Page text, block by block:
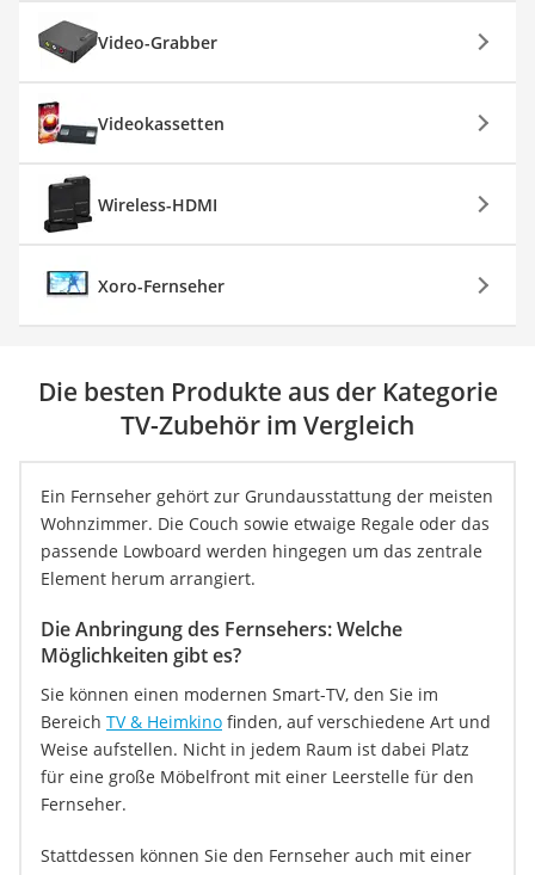
Video-Grabber
Videokassetten
Wireless-HDMI
Xoro-Fernseher
Die besten Produkte aus der Kategorie
TV-Zubehör im Vergleich
Ein Fernseher gehört zur Grundausstattung der meisten
Wohnzimmer. Die Couch sowie etwaige Regale oder das
passende Lowboard werden hingegen um das zentrale
Element herum arrangiert.
Die Anbringung des Fernsehers: Welche
Möglichkeiten gibt es?
Sie können einen modernen Smart-TV, den Sie im
Bereich TV & Heimkino finden, auf verschiedene Art und
Weise aufstellen. Nicht in jedem Raum ist dabei Platz
für eine große Möbelfront mit einer Leerstelle für den
Fernseher.
Stattdessen können Sie den Fernseher auch mit einer